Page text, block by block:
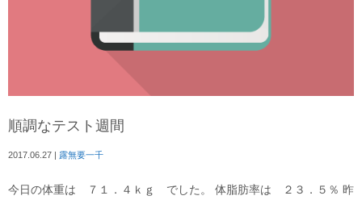
順調なテスト週間
2017.06.27 | 露無要一千
今日の体重は ７１．４ｋｇ でした。 体脂肪率は ２３．５％ 昨